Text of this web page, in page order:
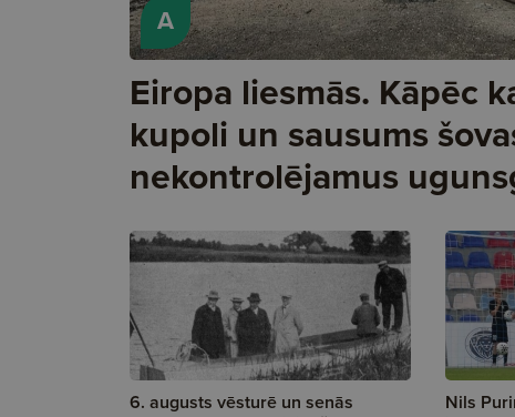
A
Eiropa liesmās. Kāpēc
kupoli un sausums
nekontrolējamus
6. augusts vēsturē un senās
Nils